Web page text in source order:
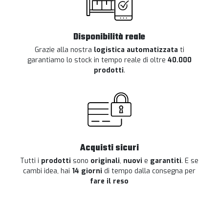
Disponibilità reale
Grazie alla nostra logistica automatizzata ti
garantiamo lo stock in tempo reale di oltre 40.000
prodotti.
Acquisti sicuri
Tutti i prodotti sono originali, nuovi e garantiti. E se
cambi idea, hai 14 giorni di tempo dalla consegna per
fare il reso